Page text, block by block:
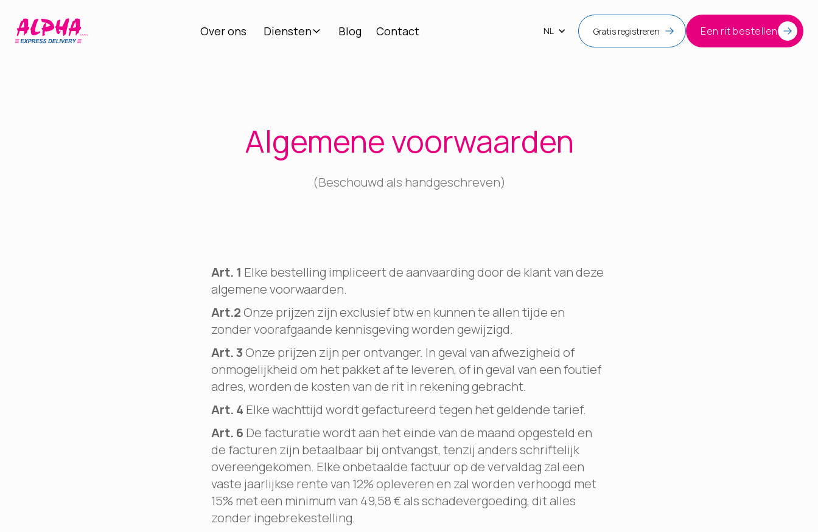
Over ons Diensten Blog Contact NL Gratis registreren Een rit bestellen
Algemene voorwaarden
(Beschouwd als handgeschreven)
Art. 1 Elke bestelling impliceert de aanvaarding door de klant van deze
algemene voorwaarden.
Art.2Onze prijzen zijn exclusief btw en kunnen te allen tijde en
zonder voorafgaande kennisgeving worden gewijzigd.
Art. 3Onze prijzen zijn per ontvanger. In geval van afwezigheid of
onmogelijkheid om het pakket af te leveren, of in geval van een foutief
adres, worden de kosten van de rit in rekening gebracht.
Art. 4 Elke wachttijd wordt gefactureerd tegen het geldende tarief.
Art. 6 De facturatie wordt aan het einde van de maand opgesteld en
de facturen zijn betaalbaar bij ontvangst, tenzij anders schriftelijk
overeengekomen. Elke onbetaalde factuur op de vervaldag zal een
vaste jaarlijkse rente van 12% opleveren en zal worden verhoogd met
15% met een minimum van 49,58 € als schadevergoeding, dit alles
zonder ingebrekestelling.